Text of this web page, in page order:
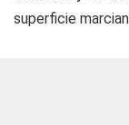
superficie